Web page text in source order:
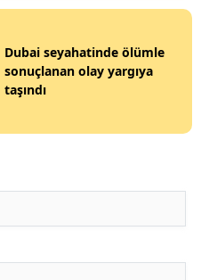
Dubai seyahatinde ölümle
sonuçlanan olay yargıya
taşındı